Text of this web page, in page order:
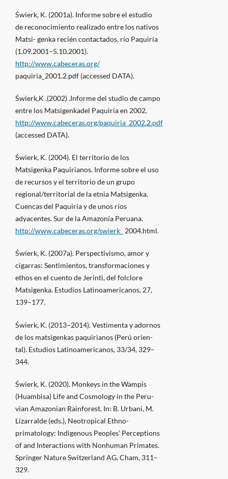
Świerk, K. (2001a). Informe sobre el estudio
de reconocimiento realizado entre los nativos
Matsi- genka recién contactados, río Paquiría
(1.09.2001–5.10.2001).
http://www.cabeceras.org/
paquiria_2001.2.pdf (accessed DATA).
Świerk,K .(2002) .Informe del studio de campo
entre los Matsigenkadel Paquiría en 2002.
http://www.cabeceras.org/paquiria_2002.2.pdf
(accessed DATA).
Świerk, K. (2004). El territorio de los
Matsigenka Paquirianos. Informe sobre el uso
de recursos y el territorio de un grupo
regional/territorial de la etnia Matsigenka.
Cuencas del Paquiría y de unos ríos
adyacentes. Sur de la Amazonía Peruana.
http://www.cabeceras.org/swierk_ 2004.html.
Świerk, K. (2007a). Perspectivismo, amor y
cigarras: Sentimientos, transformaciones y
ethos en el cuento de Jerinti, del folclore
Matsigenka. Estudios Latinoamericanos, 27,
139–177.
Świerk, K. (2013–2014). Vestimenta y adornos
de los matsigenkas paquirianos (Perú orien-
tal). Estudios Latinoamericanos, 33/34, 329–
344.
Świerk, K. (2020). Monkeys in the Wampis
(Huambisa) Life and Cosmology in the Peru-
vian Amazonian Rainforest. In: B. Urbani, M.
Lizarralde (eds.), Neotropical Ethno-
primatology: Indigenous Peoples’ Perceptions
of and Interactions with Nonhuman Primates.
Springer Nature Switzerland AG, Cham, 311–
329.